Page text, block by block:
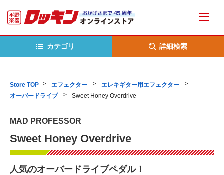
カテゴリ 詳細検索
Store TOP エフェクター
エレキギター用エフェクター
オーバードライブ
Sweet Honey Overdrive
MAD PROFESSOR
Sweet Honey Overdrive
人気のオーバードライブペダル！